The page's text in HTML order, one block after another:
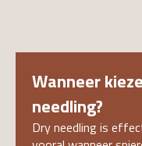
Wanneer
needling?
Dry needling is